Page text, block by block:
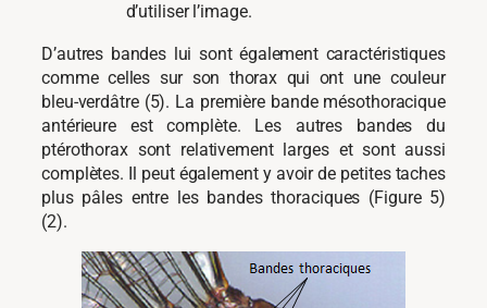
d’utiliser l’image.
D’autres bandes lui sont également caractéristiques
comme celles sur son thorax qui ont une couleur
bleu-verdâtre (5). La première bande mésothoracique
antérieure est complète. Les autres bandes du
ptérothorax sont relativement larges et sont aussi
complètes. Il peut également y avoir de petites taches
plus pâles entre les bandes thoraciques (Figure 5)
(2).